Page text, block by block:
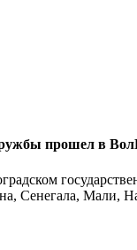
прошел в
Сенегала, Мали,